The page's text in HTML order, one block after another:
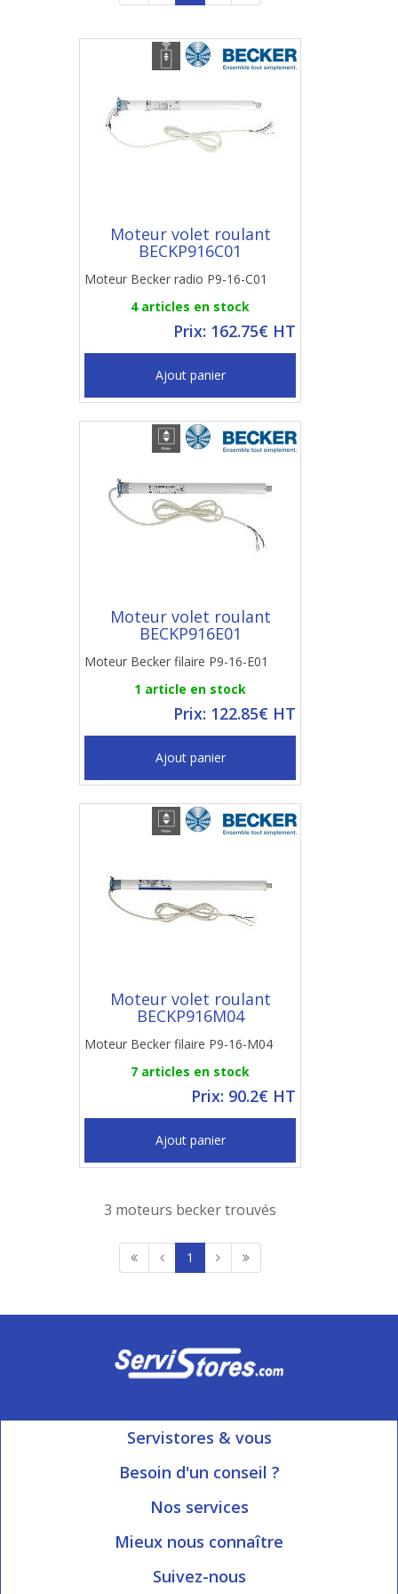
Moteur volet roulant
BECKP916C01
Moteur Becker radio P9-16-C01
4 articles en stock
Prix: 162.75€ HT
Ajout panier
Moteur volet roulant
BECKP916E01
Moteur Becker filaire P9-16-E01
1 article en stock
Prix: 122.85€ HT
Ajout panier
Moteur volet roulant
BECKP916M04
Moteur Becker filaire P9-16-M04
7 articles en stock
Prix: 90.2€ HT
Ajout panier
3 moteurs becker trouvés
1
Servistores & vous
Mon compte
Besoin d'un conseil ?
Ouvert du Lundi au Vendredi
Nos services
Informations livraison
Blog Servistores
Mieux nous connaître
Qui sommes-nous?
Suivez-nous